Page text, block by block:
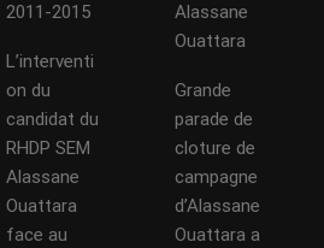
2011-2015
L’interventi
on du
candidat du
RHDP SEM
Alassane
Ouattara
face au
Alassane
Ouattara
Grande
parade de
cloture de
campagne
d’Alassane
Ouattara a